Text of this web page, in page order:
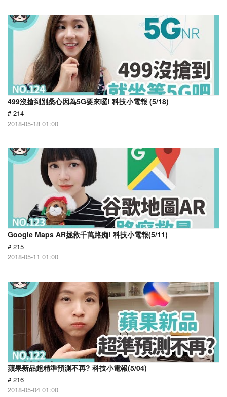
499沒搶到別桑心因為5G要來囉! 科技小電報 (5/18)
# 214
2018-05-18 01:00
Google Maps AR拯救千萬路痴! 科技小電報(5/11)
# 215
2018-05-11 01:00
蘋果新品超精準預測不再? 科技小電報(5/04)
# 216
2018-05-04 01:00